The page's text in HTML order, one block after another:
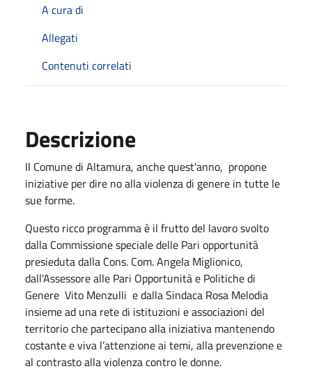
A cura di
Allegati
Contenuti correlati
Descrizione
Il Comune di Altamura, anche quest'anno, propone
iniziative per dire no alla violenza di genere in tutte le
sue forme.
Questo ricco programma è il frutto del lavoro svolto
dalla Commissione speciale delle Pari opportunità
presieduta dalla Cons. Com. Angela Miglionico,
dall'Assessore alle Pari Opportunità e Politiche di
Genere Vito Menzulli e dalla Sindaca Rosa Melodia
insieme ad una rete di istituzioni e associazioni del
territorio che partecipano alla iniziativa mantenendo
costante e viva l’attenzione ai temi, alla prevenzione e
al contrasto alla violenza contro le donne.